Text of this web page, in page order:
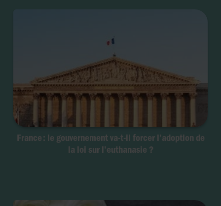
France : le gouvernement va-t-il forcer l’adoption de
la loi sur l’euthanasie ?